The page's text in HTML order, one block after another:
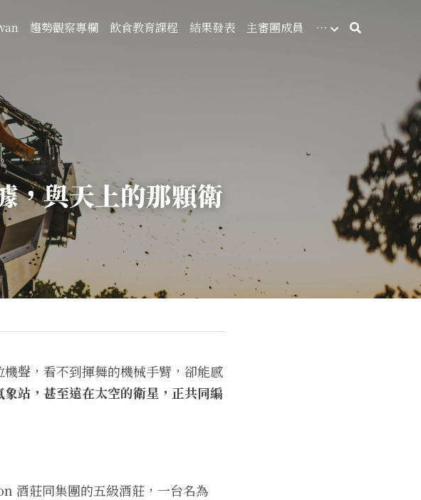
趨勢觀察專欄 飲食教育課程 結果發表 主審團成員 …
，與天上的那顆衛
聲，看不到揮舞的機械手臂，卻能感
站，甚至遠在太空的衛星，正共同編
酒莊同集團的五級酒莊，一台名為